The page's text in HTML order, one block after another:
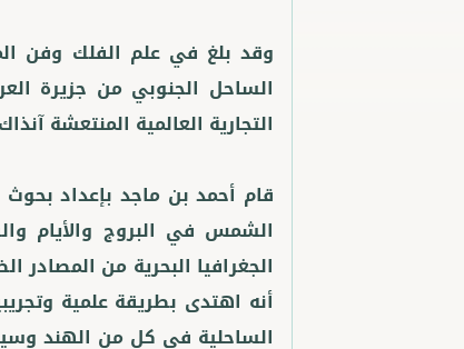
وقد بلغ في علم الفلك وفن
الساحل الجنوبي من جزيرة
قام أحمد بن ماجد بإعداد
الشمس في البروج والأيام
الجغرافيا البحرية من المصادر
أنه اهتدى بطريقة علمية
الساحلية في كل من الهند